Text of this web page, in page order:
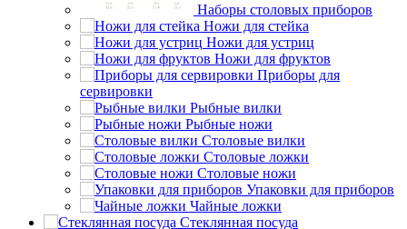
Наборы столовых приборов
Ножи для стейка
Ножи для устриц
Ножи для фруктов
Приборы для
сервировки
Рыбные вилки
Рыбные ножи
Столовые вилки
Столовые ложки
Столовые ножи
Упаковки для приборов
Чайные ложки
Стеклянная посуда